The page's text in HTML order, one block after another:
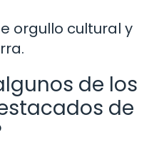
orgullo cultural y
de los
de